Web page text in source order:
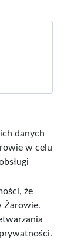
danych
w celu
że
Żarowie.
.